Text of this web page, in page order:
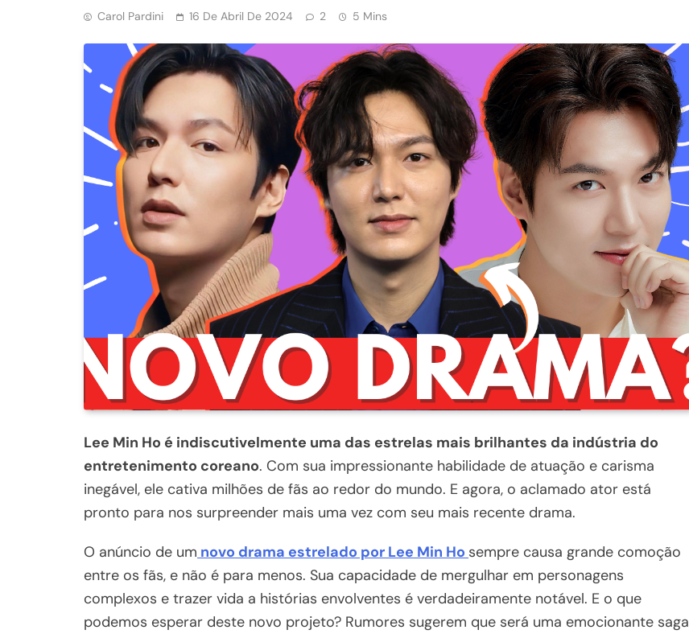
Carol Pardini 16 De Abril De 2024 2 5 Mins
Lee Min Ho é indiscutivelmente uma das estrelas mais brilhantes da indústria do
entretenimento coreano. Com sua impressionante habilidade de atuação e carisma
inegável, ele cativa milhões de fãs ao redor do mundo. E agora, o aclamado ator está
pronto para nos surpreender mais uma vez com seu mais recente drama.
O anúncio de um novo drama estrelado por Lee Min Ho sempre causa grande comoção
entre os fãs, e não é para menos. Sua capacidade de mergulhar em personagens
complexos e trazer vida a histórias envolventes é verdadeiramente notável. E o que
podemos esperar deste novo projeto? Rumores sugerem que será uma emocionante saga